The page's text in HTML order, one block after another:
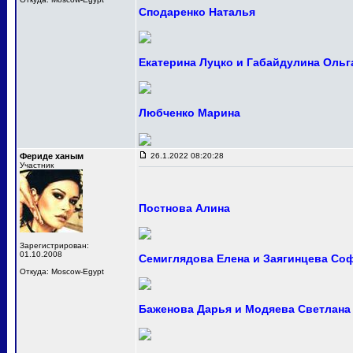
Сподаренко Наталья
Екатерина Луцко и Габайдулина
Любченко Марина
Фериде ханым
Участник
Зарегистрирован:
01.10.2008
Откуда: Moscow-Egypt
26.1.2022 08:20:28
Постнова Алина
Семиглядова Елена и Заягинцева
Баженова Дарья и Модяева Светлана